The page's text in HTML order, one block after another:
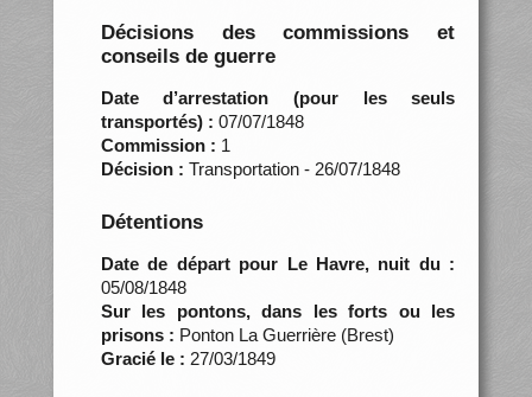
Décisions des commissions et
conseils de guerre
Date d’arrestation (pour les seuls
transportés) : 07/07/1848
Commission : 1
Décision : Transportation - 26/07/1848
Détentions
Date de départ pour Le Havre, nuit du :
05/08/1848
Sur les pontons, dans les forts ou les
prisons : Ponton La Guerrière (Brest)
Gracié le : 27/03/1849